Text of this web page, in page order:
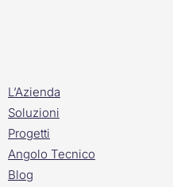
L’Azienda
Soluzioni
Progetti
Angolo Tecnico
Blog